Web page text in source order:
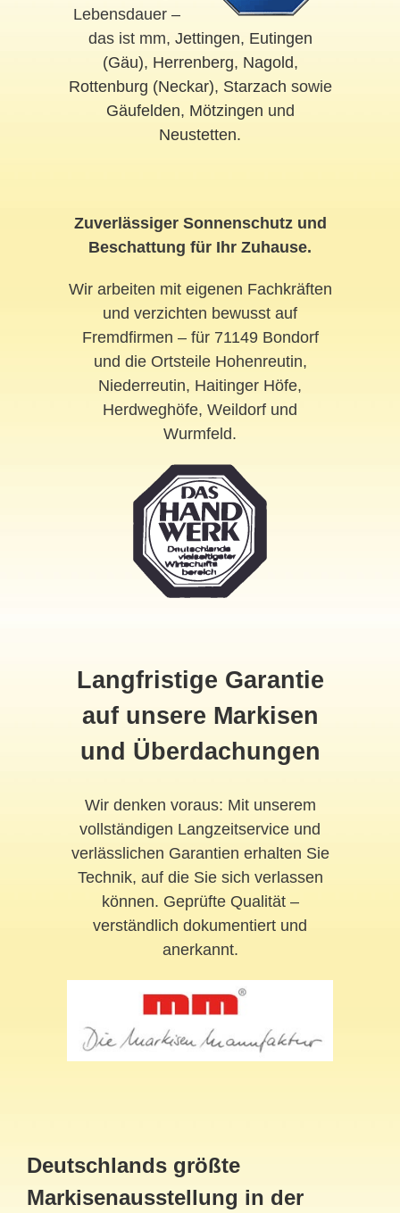
Lebensdauer –
das ist mm, Jettingen, Eutingen
(Gäu), Herrenberg, Nagold,
Rottenburg (Neckar), Starzach sowie
Gäufelden, Mötzingen und
Neustetten.
Zuverlässiger Sonnenschutz und
Beschattung für Ihr Zuhause.
Wir arbeiten mit eigenen Fachkräften
und verzichten bewusst auf
Fremdfirmen – für 71149 Bondorf
und die Ortsteile Hohenreutin,
Niederreutin, Haitinger Höfe,
Herdweghöfe, Weildorf und
Wurmfeld.
Langfristige Garantie
auf unsere Markisen
und Überdachungen
Wir denken voraus: Mit unserem
vollständigen Langzeitservice und
verlässlichen Garantien erhalten Sie
Technik, auf die Sie sich verlassen
können. Geprüfte Qualität –
verständlich dokumentiert und
anerkannt.
Deutschlands größte
Markisenausstellung in der